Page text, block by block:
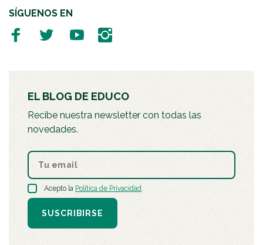
SÍGUENOS EN
EL BLOG DE EDUCO
Recibe nuestra newsletter con todas las
novedades.
Acepto la Política de Privacidad.
SUSCRIBIRSE